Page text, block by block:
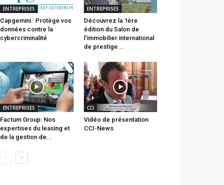
ENTREPRISES
Capgemini : Protège vos
données contre la
cybercriminalité
ENTREPRISES
Découvrez la 1ère
édition du Salon de
l’immobilier international
de prestige...
ENTREPRISES
Factum Group: Nos
expertises du leasing et
de la gestion de...
CCI
Vidéo de présentation
CCI-News